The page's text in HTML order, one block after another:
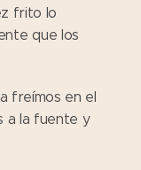
frito lo
que los
freímos en el
a la fuente y